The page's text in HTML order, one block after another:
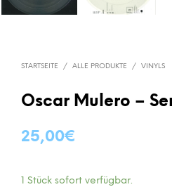
STARTSEITE / ALLE PRODUKTE / VINYLS
Oscar Mulero –
25,00€
1 Stück sofort verfügbar.